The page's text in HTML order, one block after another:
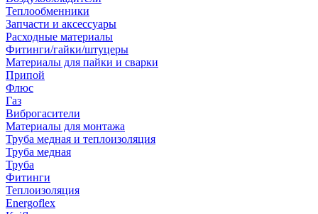
Теплообменники
Запчасти и аксессуары
Расходные материалы
Фитинги/гайки/штуцеры
Материалы для пайки и сварки
Припой
Флюс
Газ
Виброгасители
Материалы для монтажа
Труба медная и теплоизоляция
Труба медная
Труба
Фитинги
Теплоизоляция
Energoflex